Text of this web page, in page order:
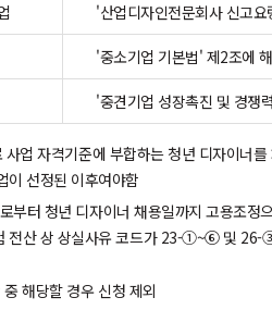
'산업디자인전문회사 신고
'중소기업 기본법' 제2조에
'중견기업 성장촉진 및 경쟁
사업 자격기준에 부합하는 청년 디자이너
이 선정된 이후여야함
부터 청년 디자이너 채용일까지 고용조정
전산 상 상실사유 코드가 23-①~⑥ 및 26-
해당할 경우 신청 제외